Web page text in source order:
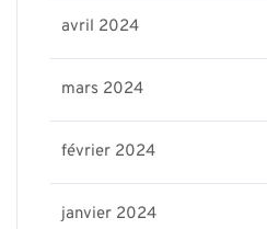
avril 2024
mars 2024
février 2024
janvier 2024